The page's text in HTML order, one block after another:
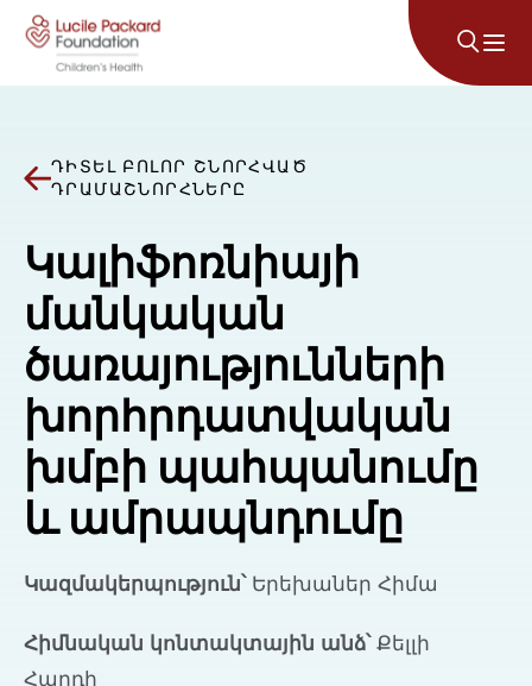
Անցնել բովանդակությանը
ԴԻՏԵԼ ԲՈԼՈՐ ՇՆՈՐՀՎԱԾ
ԴՐԱՄԱՇՆՈՐՀՆԵՐԸ
Կալիֆոռնիայի
մանկական
ծառայությունների
խորհրդատվական
խմբի պահպանումը
և ամրապնդումը
Կազմակերպություն՝ Երեխաներ Հիմա
Հիմնական կոնտակտային անձ՝ Քելլի
Հարդի